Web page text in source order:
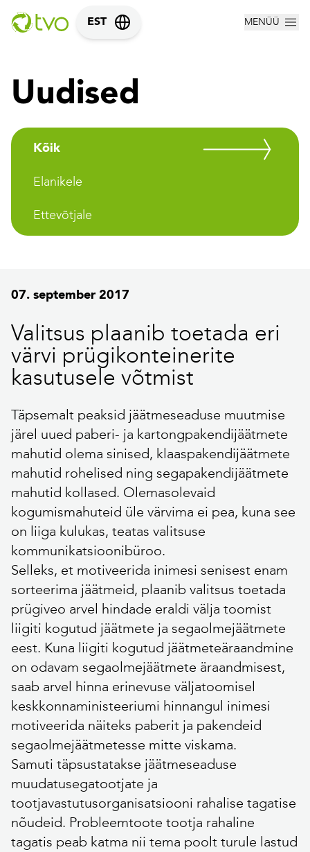
EST MENÜÜ
Uudised
Kõik
Elanikele
Ettevõtjale
07. september 2017
Valitsus plaanib toetada eri
värvi prügikonteinerite
kasutusele võtmist
Täpsemalt peaksid jäätmeseaduse muutmise
järel uued paberi- ja kartongpakendijäätmete
mahutid olema sinised, klaaspakendijäätmete
mahutid rohelised ning segapakendijäätmete
mahutid kollased. Olemasolevaid
kogumismahuteid üle värvima ei pea, kuna see
on liiga kulukas, teatas valitsuse
kommunikatsioonibüroo.
Selleks, et motiveerida inimesi senisest enam
sorteerima jäätmeid, plaanib valitsus toetada
prügiveo arvel hindade eraldi välja toomist
liigiti kogutud jäätmete ja segaolmejäätmete
eest. Kuna liigiti kogutud jäätmeteäraandmine
on odavam segaolmejäätmete äraandmisest,
saab arvel hinna erinevuse väljatoomisel
keskkonnaministeeriumi hinnangul inimesi
motiveerida näiteks paberit ja pakendeid
segaolmejäätmetesse mitte viskama.
Samuti täpsustatakse jäätmeseaduse
muudatusegatootjate ja
tootjavastutusorganisatsiooni rahalise tagatise
nõudeid. Probleemtoote tootja rahaline
tagatis peab katma nii tema poolt turule lastud